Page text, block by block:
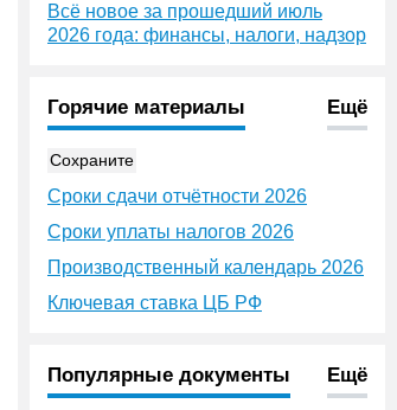
Всё новое за прошедший июль
2026 года: финансы, налоги, надзор
Горячие материалы Ещё
Сохраните
Сроки сдачи отчётности 2026
Сроки уплаты налогов 2026
Производственный календарь 2026
Ключевая ставка ЦБ РФ
Популярные документы Ещё